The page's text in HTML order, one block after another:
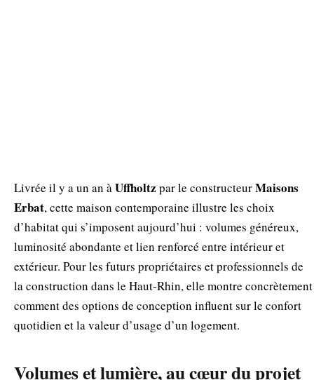
Livrée il y a un an àUffholtz par le constructeurMaisons
Erbat, cette maison contemporaine illustre les choix
d’habitat qui s’imposent aujourd’hui : volumes généreux,
luminosité abondante et lien renforcé entre intérieur et
extérieur. Pour les futurs propriétaires et professionnels de
la construction dans le Haut‑Rhin, elle montre concrètement
comment des options de conception influent sur le confort
quotidien et la valeur d’usage d’un logement.
Volumes et lumière, au cœur du projet